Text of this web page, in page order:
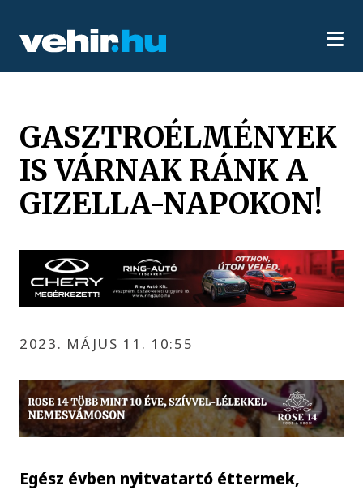
GASZTROÉLMÉNYEK
IS VÁRNAK RÁNK A
GIZELLA-NAPOKON!
2023. MÁJUS 11. 10:55
Egész évben nyitvatartó éttermek,